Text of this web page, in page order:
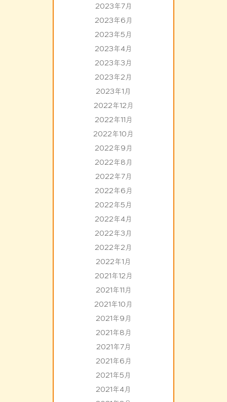
2023年7月
2023年6月
2023年5月
2023年4月
2023年3月
2023年2月
2023年1月
2022年12月
2022年11月
2022年10月
2022年9月
2022年8月
2022年7月
2022年6月
2022年5月
2022年4月
2022年3月
2022年2月
2022年1月
2021年12月
2021年11月
2021年10月
2021年9月
2021年8月
2021年7月
2021年6月
2021年5月
2021年4月